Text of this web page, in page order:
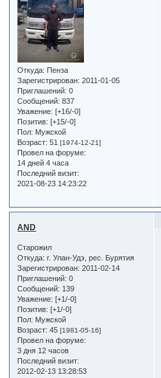
Откуда: Пенза
Зарегистрирован: 2011-01-05
Приглашений: 0
Сообщений: 837
Уважение: [+16/-0]
Позитив: [+15/-0]
Пол: Мужской
Возраст: 51[1974-12-21]
Провел на форуме:
14 дней 4 часа
Последний визит:
2021-08-23 14:23:22
AND
Старожил
Откуда: г. Улан-Удэ, рес. Бурятия
Зарегистрирован: 2011-02-14
Приглашений: 0
Сообщений: 139
Уважение: [+1/-0]
Позитив: [+1/-0]
Пол: Мужской
Возраст: 45[1981-05-16]
Провел на форуме:
3 дня 12 часов
Последний визит:
2012-02-13 13:28:53